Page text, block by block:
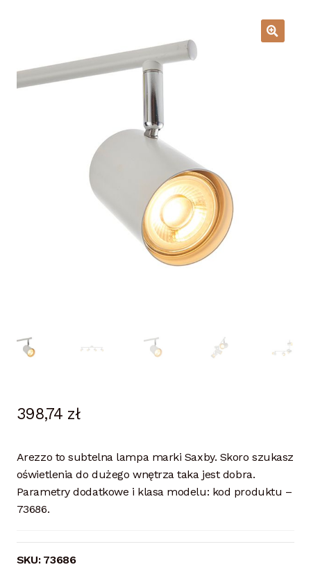
O firmie i sklepie
Odstąpienie od umowy
Polityka prywatności
Polityka rabatowa
398,74 zł
Arezzo to subtelna lampa marki Saxby. Skoro szukasz
oświetlenia do dużego wnętrza taka jest dobra.
Parametry dodatkowe i klasa modelu: kod produktu –
73686.
SKU: 73686